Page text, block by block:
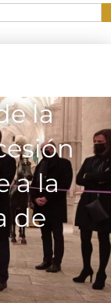
la
a la
de